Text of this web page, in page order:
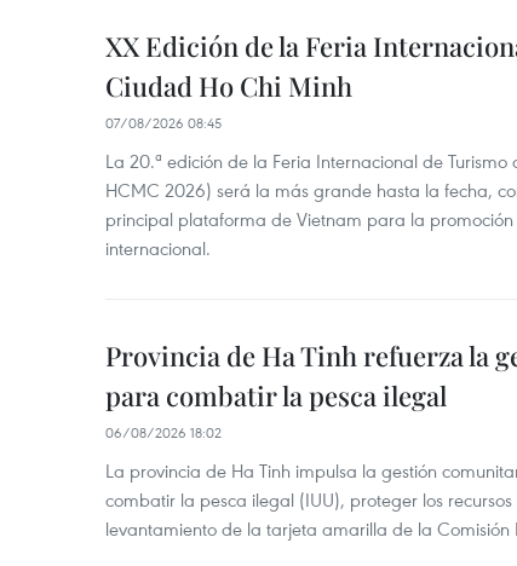
XX Edición de la Feria
Ciudad Ho Chi Minh
07/08/2026 08:45
La 20.ª edición de la Feria Internacional de
HCMC 2026) será la más grande hasta la fecha,
principal plataforma de Vietnam para la promoción
internacional.
Provincia de Ha Tinh refuerza la
para combatir la pesca ilegal
06/08/2026 18:02
La provincia de Ha Tinh impulsa la gestión
combatir la pesca ilegal (IUU), proteger los
levantamiento de la tarjeta amarilla de la Comisión